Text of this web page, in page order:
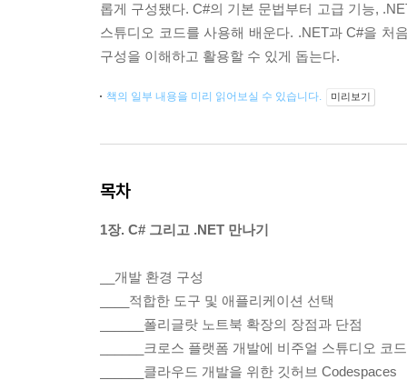
롭게 구성됐다. C#의 기본 문법부터 고급 기능,
스튜디오 코드를 사용해 배운다. .NET과 C#을 처
구성을 이해하고 활용할 수 있게 돕는다.
책의 일부 내용을 미리 읽어보실 수 있습니다. 미리보기
목차
1장. C# 그리고 .NET 만나기
__개발 환경 구성
____적합한 도구 및 애플리케이션 선택
______폴리글랏 노트북 확장의 장점과 단점
______크로스 플랫폼 개발에 비주얼 스튜디오 코
______클라우드 개발을 위한 깃허브 Codespaces